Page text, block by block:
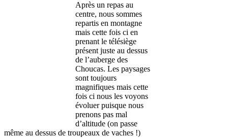
Après un repas au
centre, nous sommes
repartis en montagne
mais cette fois ci en
prenant le télésiège
présent juste au dessus
de l’auberge des
Choucas. Les paysages
sont toujours
magnifiques mais cette
fois ci nous les voyons
évoluer puisque nous
prenons pas mal
d’altitude (on passe
même au dessus de troupeaux de vaches !)